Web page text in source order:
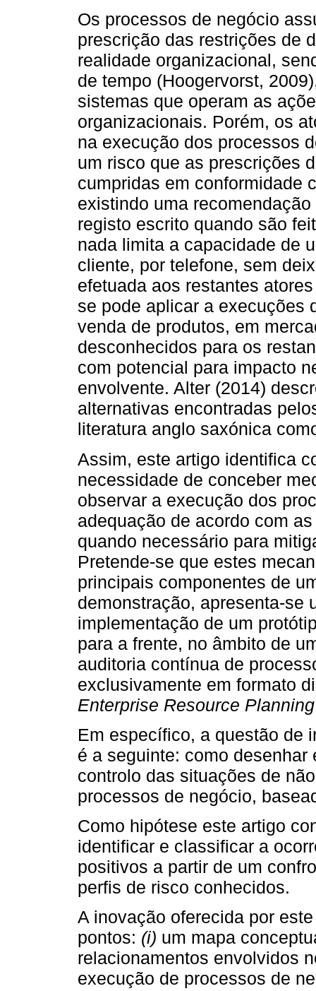
Os processos de negócio
prescrição das restrições de
realidade organizacional,
de tempo (Hoogervorst,
sistemas que operam as
organizacionais. Porém, os
na execução dos processos
um risco que as prescrições
cumpridas em conformidade
existindo uma
registo escrito quando são
nada limita a capacidade de
cliente, por telefone, sem
efetuada aos restantes
se pode aplicar a execuções
venda de produtos, em
desconhecidos para os
com potencial para impacto
envolvente. Alter (2014)
alternativas encontradas
literatura anglo saxónica
Assim, este artigo identifica
necessidade de conceber
observar a execução dos
adequação de acordo com
quando necessário para
Pretende-se que estes
principais componentes de
demonstração, apresenta-se
implementação de um
para a frente, no âmbito de
auditoria contínua de
exclusivamente em formato
Enterprise Resource Planning
Em específico, a questão de
é a seguinte: como
controlo das situações de
processos de negócio,
Como hipótese este artigo
identificar e classificar a
positivos a partir de um
perfis de risco conhecidos.
A inovação oferecida por
pontos: (i) um mapa
relacionamentos envolvidos
execução de processos de